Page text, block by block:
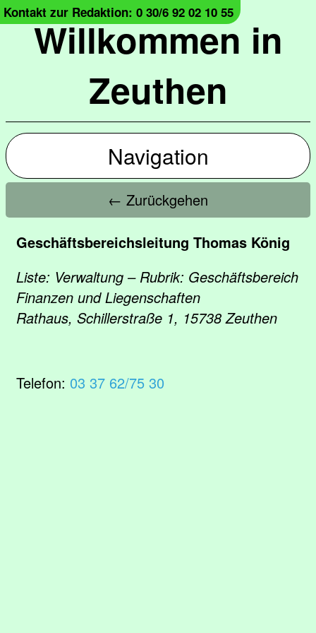
Willkommen in
Zeuthen
Kontakt zur Redaktion: 0 30/6 92 02 10 55
Navigation
← Zurückgehen
Geschäftsbereichsleitung Thomas König
Liste: Verwaltung – Rubrik: Geschäftsbereich
Finanzen und Liegenschaften
Rathaus, Schillerstraße 1, 15738 Zeuthen
Telefon: 03 37 62/75 30